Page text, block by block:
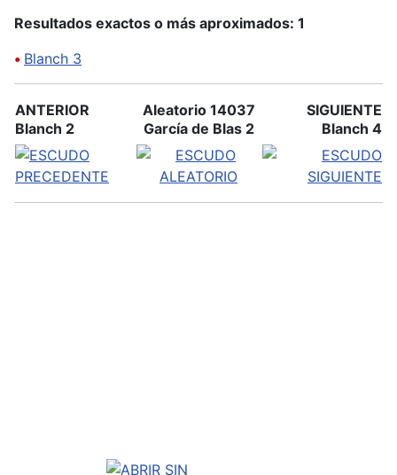
Resultados exactos o más aproximados: 1
• Blanch 3
ANTERIOR
Blanch 2
Aleatorio 14037
García de Blas 2
SIGUIENTE
Blanch 4